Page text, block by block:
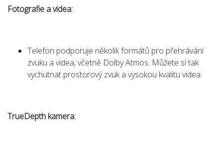
Fotografie a videa:
Telefon podporuje několik formátů pro přehrávání
zvuku a videa, včetně Dolby Atmos. Můžete si tak
vychutnat prostorový zvuk a vysokou kvalitu videa.
TrueDepth kamera: